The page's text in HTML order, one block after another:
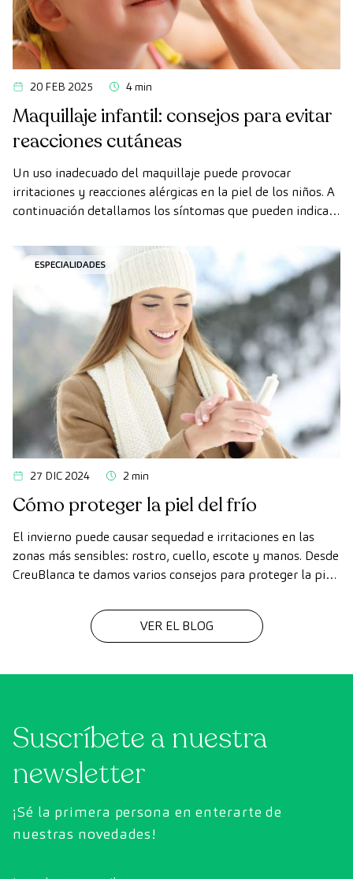
20 FEB 2025 4 min
Maquillaje infantil: consejos para evitar
reacciones cutáneas
Un uso inadecuado del maquillaje puede provocar
irritaciones y reacciones alérgicas en la piel de los niños. A
continuación detallamos los síntomas que pueden indicar
usar el maquillaje de una forma más segura.
ESPECIALIDADES
27 DIC 2024 2 min
Cómo proteger la piel del frío
El invierno puede causar sequedad e irritaciones en las
zonas más sensibles: rostro, cuello, escote y manos. Desde
CreuBlanca te damos varios consejos para proteger la piel
VER EL BLOG
Suscríbete a nuestra
newsletter
¡Sé la primera persona en enterarte de
nuestras novedades!